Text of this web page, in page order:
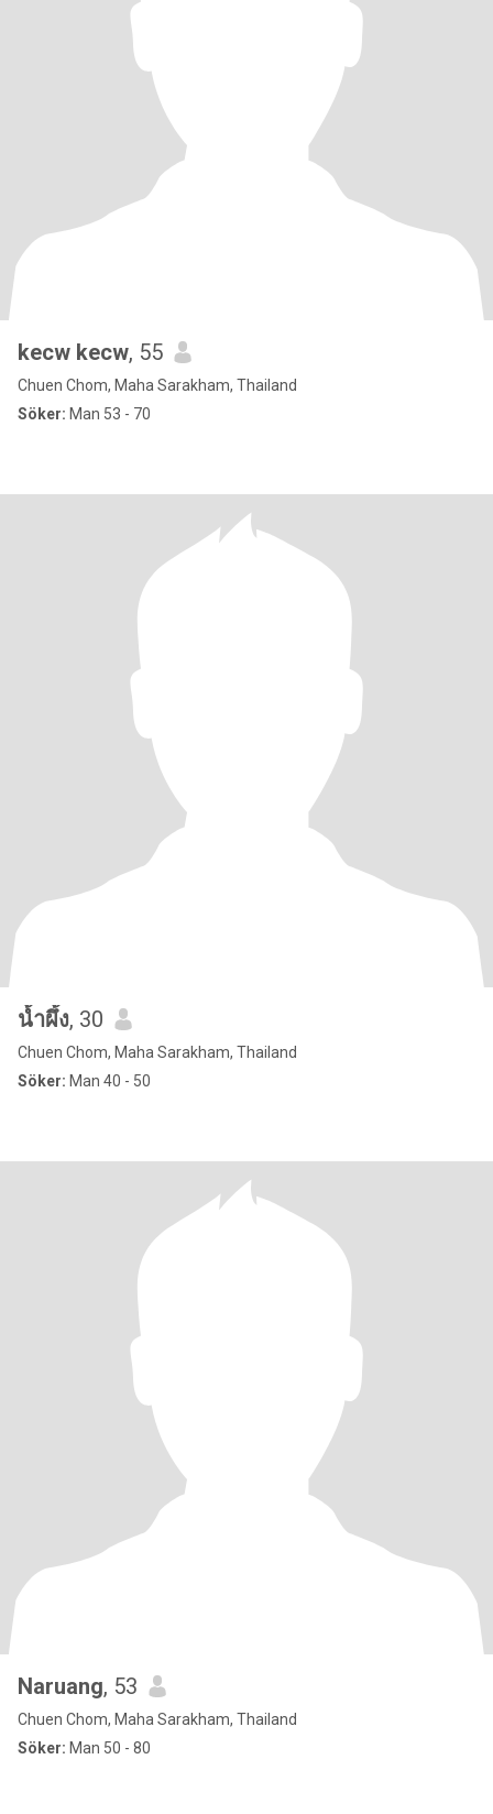
kecw kecw, 55
Chuen Chom, Maha Sarakham, Thailand
Söker: Man 53 - 70
น้ำผึ้ง, 30
Chuen Chom, Maha Sarakham, Thailand
Söker: Man 40 - 50
Naruang, 53
Chuen Chom, Maha Sarakham, Thailand
Söker: Man 50 - 80